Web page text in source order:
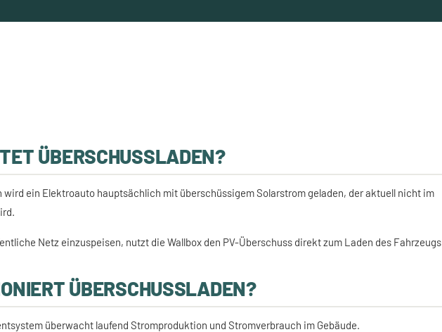
ÜBERSCHUSSLADEN?
wird ein Elektroauto hauptsächlich mit überschüssigem Solarstrom geladen, der aktuell nicht im
Netz einzuspeisen, nutzt die Wallbox den PV-Überschuss direkt zum Laden des Fahrzeugs.
ÜBERSCHUSSLADEN?
überwacht laufend Stromproduktion und Stromverbrauch im Gebäude.